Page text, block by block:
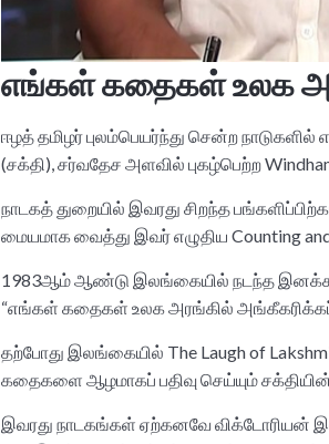
எங்கள் கதைகள் உலக
ஈழத் தமிழர் புலம்பெயர்ந்து சென்ற
(சக்தி), சர்வதேச அளவில் புகழ்பெற்ற
நாடகத் துறையில் இவரது சிறந்த
மையமாக வைத்து இவர் எழுதிய Counting
1983ஆம் ஆண்டு இலங்கையில் நடந்த
“எங்கள் கதைகள் உலக அரங்கில்
தற்போது இலங்கையில் The Laugh of
கதைகளை ஆழமாகப் பதிவு செய்யும்
இவரது நாடகங்கள் ஏற்கனவே விக்டோரியன்